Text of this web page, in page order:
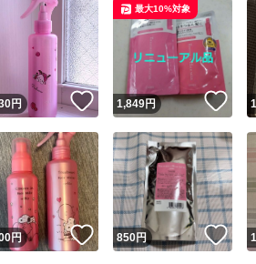
！
円 いいね！
1,849円 い
最大10%対象
！円 いいね！
850円 い